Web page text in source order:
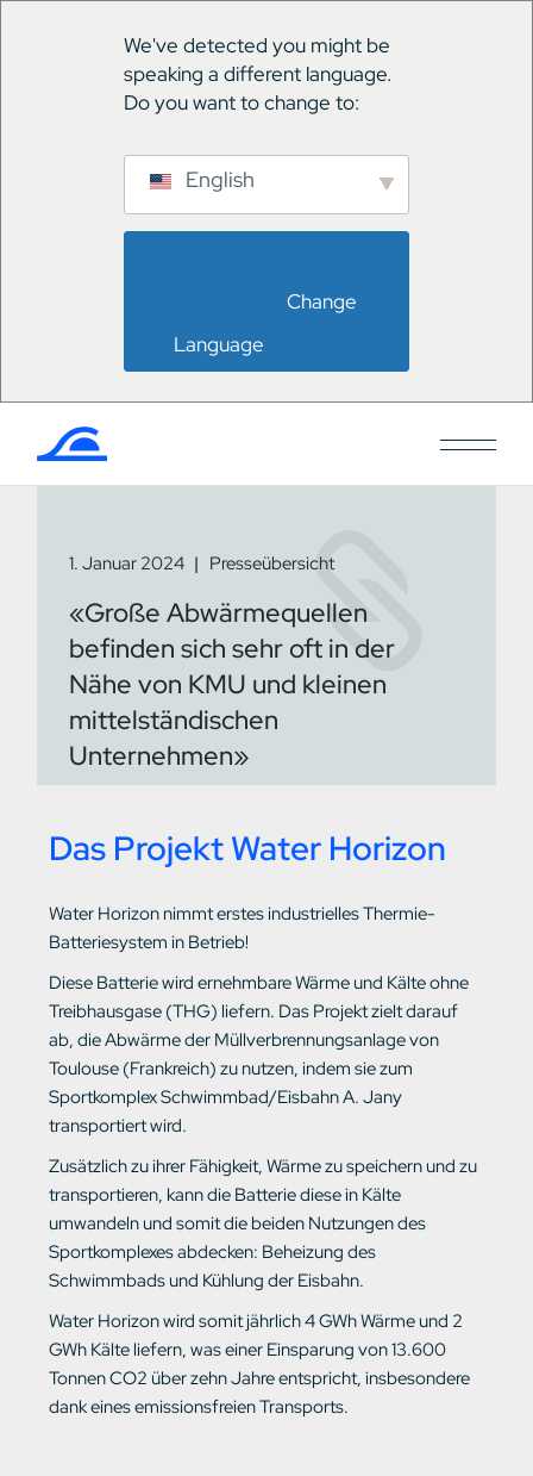
We've detected you might be
speaking a different language.
Do you want to change to:
English
Language
1. Januar 2024 Presseübersicht
«Große Abwärmequellen
befinden sich sehr oft in der
Nähe von KMU und kleinen
mittelständischen
Unternehmen»
Das Projekt Water Horizon
Water Horizon nimmt erstes industrielles Thermie-
Batteriesystem in Betrieb!
Diese Batterie wird ernehmbare Wärme und Kälte ohne
Treibhausgase (THG) liefern. Das Projekt zielt darauf
ab, die Abwärme der Müllverbrennungsanlage von
Toulouse (Frankreich) zu nutzen, indem sie zum
Sportkomplex Schwimmbad/Eisbahn A. Jany
transportiert wird.
Zusätzlich zu ihrer Fähigkeit, Wärme zu speichern und zu
transportieren, kann die Batterie diese in Kälte
umwandeln und somit die beiden Nutzungen des
Sportkomplexes abdecken: Beheizung des
Schwimmbads und Kühlung der Eisbahn.
Water Horizon wird somit jährlich 4 GWh Wärme und 2
GWh Kälte liefern, was einer Einsparung von 13.600
Tonnen CO2 über zehn Jahre entspricht, insbesondere
dank eines emissionsfreien Transports.